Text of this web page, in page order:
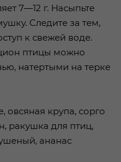
7—12 г. Насыпьте
Следите за тем,
к свежей воде.
птицы можно
натертыми на терке
овсяная крупа, сорго
ракушка для птиц,
ананас